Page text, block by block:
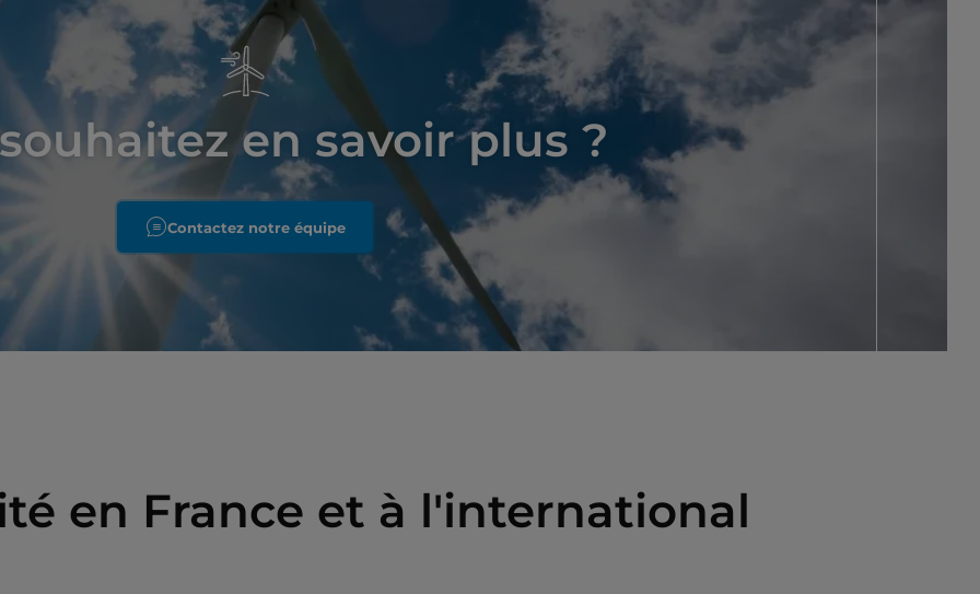
en savoir plus ?
Contactez notre équipe
en France et à l'international